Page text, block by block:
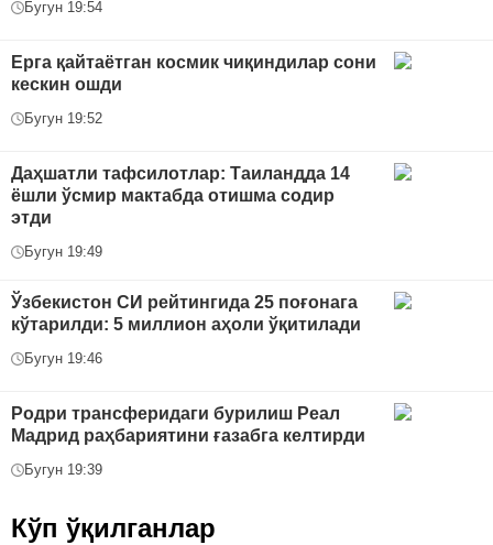
Бугун 19:54
Ерга қайтаётган космик чиқиндилар сони
кескин ошди
Бугун 19:52
Даҳшатли тафсилотлар: Таиландда 14
ёшли ўсмир мактабда отишма содир
этди
Бугун 19:49
Ўзбекистон СИ рейтингида 25 поғонага
кўтарилди: 5 миллион аҳоли ўқитилади
Бугун 19:46
Родри трансферидаги бурилиш Реал
Мадрид раҳбариятини ғазабга келтирди
Бугун 19:39
Кўп ўқилганлар